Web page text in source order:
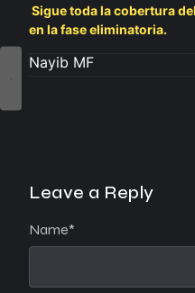
Sigue toda la cobertura
en la fase eliminatoria.
Nayib MF
Leave a Reply
Name*